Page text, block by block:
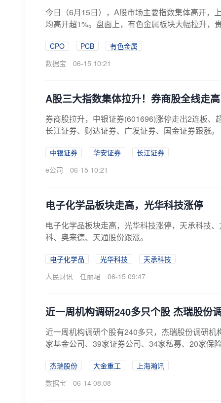
今日（6月15日），A股市场主要指数集体高开，
均高开超1%。盘面上，有色金属板块大幅拉升，
CPO PCB
有色金属
数据宝
06-15 10:21
A股三大指数集体拉升！券商股全线走
券商股拉升，中银证券(601696)涨停走出2连板
长江证券、财达证券、广发证券、国金证券跟涨。
中银证券 华安证券
长江证券
e公司
06-15 10:21
电子化学品板块走高，光华科技涨停
电子化学品板块走高，光华科技涨停，天承科技
科、奥来德、天通股份跟涨。
电子化学品 光华科技
天承科技
人民财讯
任丽珺 06-15 09:47
近一周机构调研240多只个股 杰瑞股份
近一周机构调研个股有240多只，杰瑞股份调研
家基金公司、39家证券公司、34家私募、20家保
杰瑞股份 大金重工
上海瀚讯
数据宝
06-14 08:08